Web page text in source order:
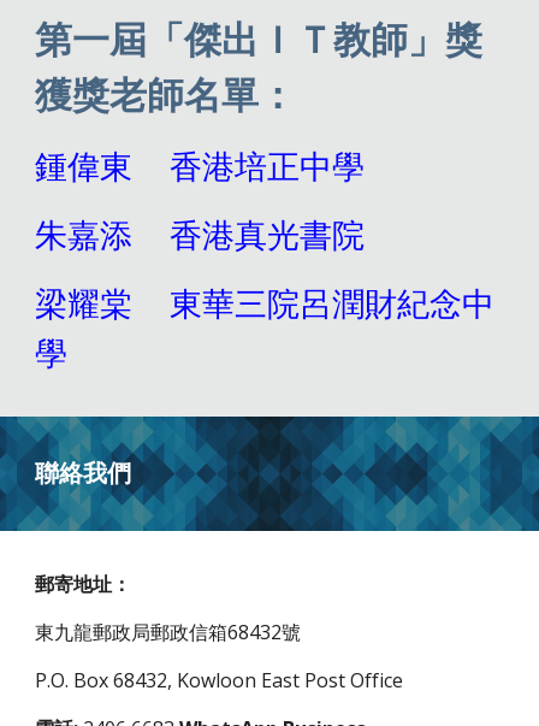
第一屆「傑出ＩＴ教師」獎
獲獎老師名單：
鍾偉東
香港培正中學
朱嘉添
香港真光書院
梁耀棠
東華三院呂潤財紀念中
學
聯絡我們
郵寄地址：
東九龍郵政局郵政信箱68432號
P.O. Box 68432, Kowloon East Post Office